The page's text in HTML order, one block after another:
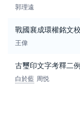
郭理遠
戰國襄成環權銘文
王偉
古璽印文字考釋二
白於藍 周悦